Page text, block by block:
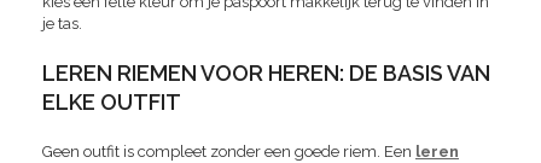
je tas.
LEREN RIEMEN VOOR HEREN: DE BASIS VAN
ELKE OUTFIT
Geen outfit is compleet zonder een goede riem. Een leren